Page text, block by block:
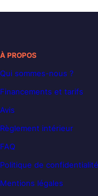
À PROPOS
Qui sommes-nous ?
Financements et tarifs
Avis
Règlement intérieur
FAQ
Politique de confidentialité
Mentions légales